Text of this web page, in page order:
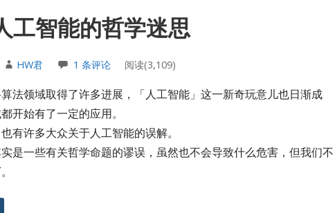
工智能的哲学迷思
HW君 1 条评论 阅读(3,109)
法领域取得了许多进展，「人工智能」这一新奇玩意儿也日渐成
开始有了一定的应用。
有许多大众关于人工智能的误解。
是一些有关哲学命题的谬误，虽然也不会导致什么危害，但我们不